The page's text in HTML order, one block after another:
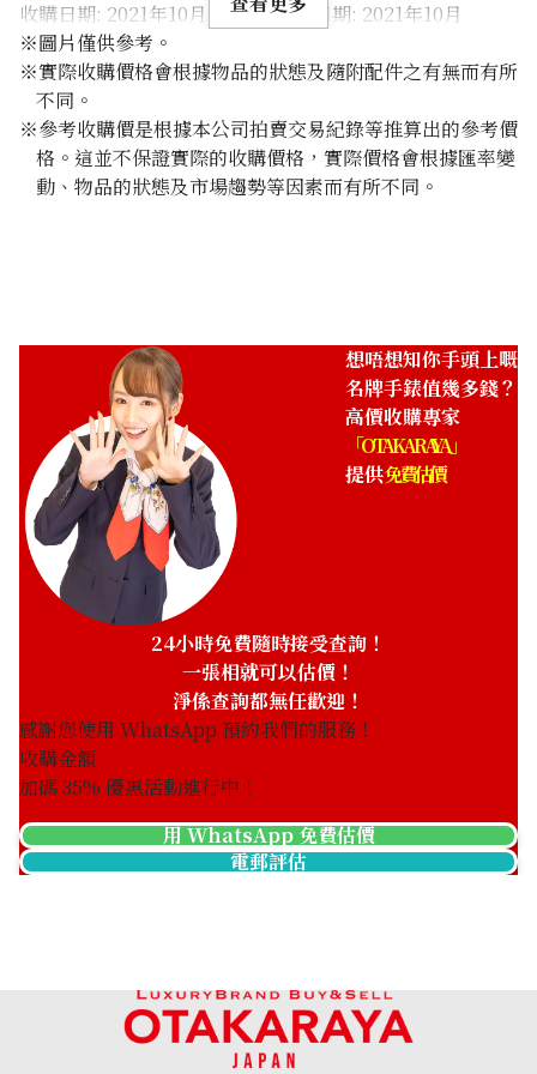
收購日期: 2021年10月 收購日期: 2021年10月
※圖片僅供參考。
※實際收購價格會根據物品的狀態及隨附配件之有無而有所
不同。
※參考收購價是根據本公司拍賣交易紀錄等推算出的參考價
格。這並不保證實際的收購價格，實際價格會根據匯率變
動、物品的狀態及市場趨勢等因素而有所不同。
想唔想知你手頭上嘅
名牌手錶值幾多錢？
高價收購專家
「OTAKARAYA」
提供免費估價
24小時免費隨時接受查詢！
一張相就可以估價！
淨係查詢都無任歡迎！
感謝您使用 WhatsApp 預約我們的服務！
收購金額
加碼35% 優惠活動進行中！
用 WhatsApp 免費估價
電郵評估